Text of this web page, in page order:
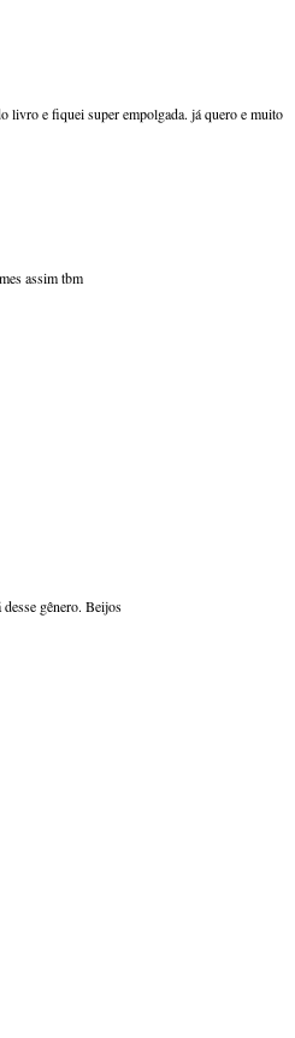
livro e fiquei super empolgada. já quero e muito
assim tbm
gênero. Beijos